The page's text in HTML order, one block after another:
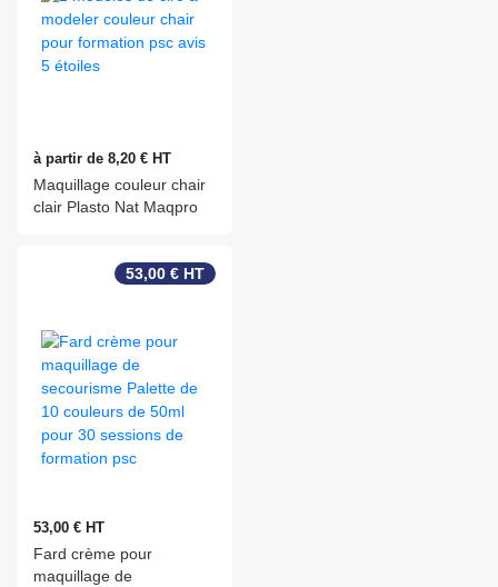
à partir de 8,20 € HT
Maquillage couleur chair
clair Plasto Nat Maqpro
53,00 € HT
53,00 € HT
Fard crème pour
maquillage de